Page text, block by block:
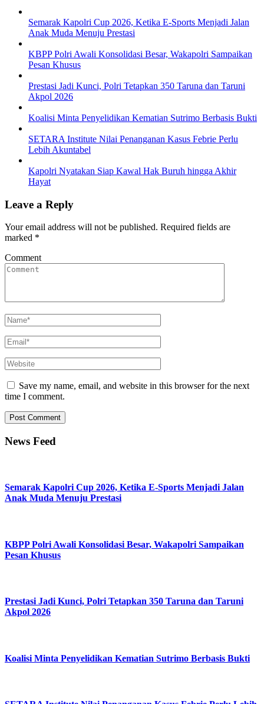
Semarak Kapolri Cup 2026, Ketika E-Sports Menjadi Jalan
Anak Muda Menuju Prestasi
KBPP Polri Awali Konsolidasi Besar, Wakapolri Sampaikan
Pesan Khusus
Prestasi Jadi Kunci, Polri Tetapkan 350 Taruna dan Taruni
Akpol 2026
Koalisi Minta Penyelidikan Kematian Sutrimo Berbasis Bukti
SETARA Institute Nilai Penanganan Kasus Febrie Perlu
Lebih Akuntabel
Kapolri Nyatakan Siap Kawal Hak Buruh hingga Akhir
Hayat
Leave a Reply
Your email address will not be published. Required fields are
marked *
Comment
Save my name, email, and website in this browser for the next
time I comment.
News Feed
Semarak Kapolri Cup 2026, Ketika E-Sports Menjadi Jalan
Anak Muda Menuju Prestasi
KBPP Polri Awali Konsolidasi Besar, Wakapolri Sampaikan
Pesan Khusus
Prestasi Jadi Kunci, Polri Tetapkan 350 Taruna dan Taruni
Akpol 2026
Koalisi Minta Penyelidikan Kematian Sutrimo Berbasis Bukti